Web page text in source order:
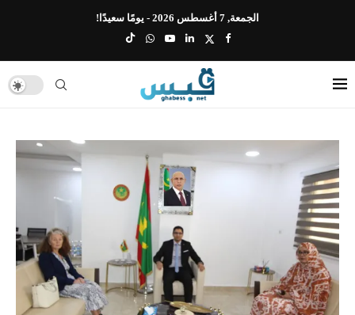
الجمعة, 7 أغسطس 2026 - يومًا سعيدًا!